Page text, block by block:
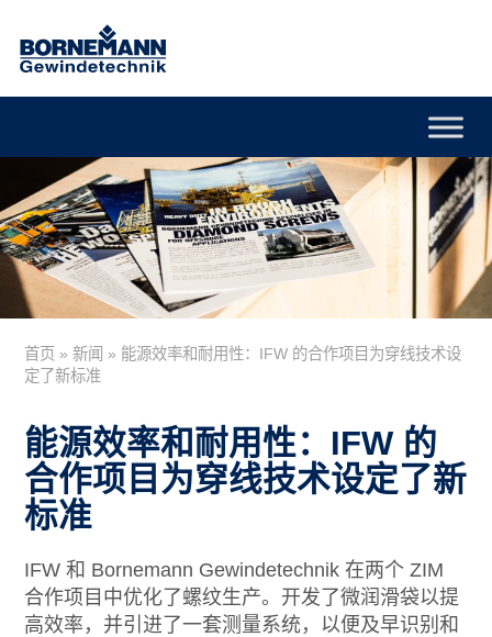
首页 »新闻 » 能源效率和耐用性：IFW 的合作项目为穿线技术设
定了新标准
能源效率和耐用性：IFW 的
合作项目为穿线技术设定了新
标准
IFW 和 Bornemann Gewindetechnik 在两个 ZIM
合作项目中优化了螺纹生产。开发了微润滑袋以提
高效率，并引进了一套测量系统，以便及早识别和